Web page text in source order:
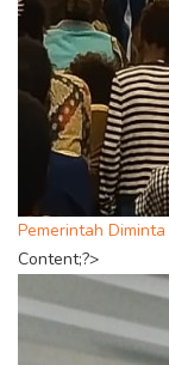
Pemerintah
Content;?>